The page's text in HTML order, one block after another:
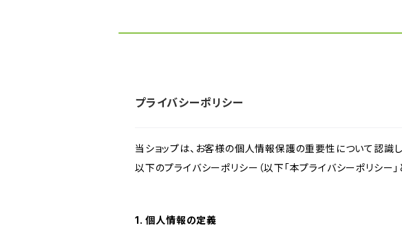
プライバシーポリシー
当ショップは、お客様の個人情報保護の重要性について認識
以下のプライバシーポリシー（以下「本プライバシーポリシー
1. 個人情報の定義